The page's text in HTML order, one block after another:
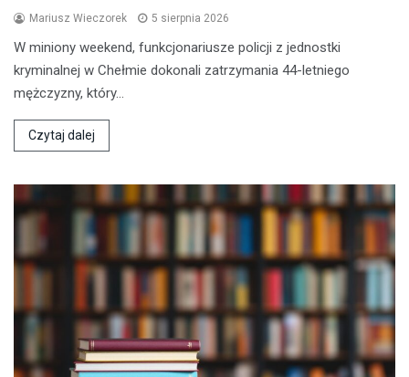
Mariusz Wieczorek 5 sierpnia 2026
W miniony weekend, funkcjonariusze policji z jednostki
kryminalnej w Chełmie dokonali zatrzymania 44-letniego
mężczyzny, który…
Czytaj dalej